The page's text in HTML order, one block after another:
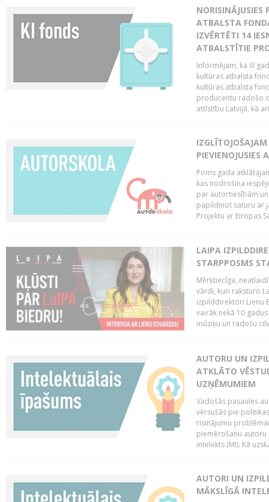
ATBALSTA
IZVĒRTĒTI 14
ATBALSTĪTIE
Informējam, ka šī
kultūras atbalsta
kultūras atbalsta
producentu radošo
attīstību Latvijā, kā
PIEVIENOJUSIES
Pirms gada
kas nodrošina
par autortiesībām
papildinot saturu ar
Projektu ar Eiropas
LAIPA
STARPPOSMS
Mērķtiecīga,
vārdi, kuri raksturo
izpilddirektori Lienu
vairāk nekā 10
mūziķu un radošu
AUTORU UN
ATKLĀTO
UZŅĒMUMIEM
Vadošās pasaules
vērsušās pie
risinājumu
piemērošanu autoru
intelekts (MI). Kā
AUTORI UN
MĀKSLĪGĀ